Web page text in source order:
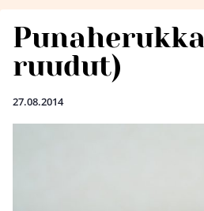
ruudut)
27.08.2014